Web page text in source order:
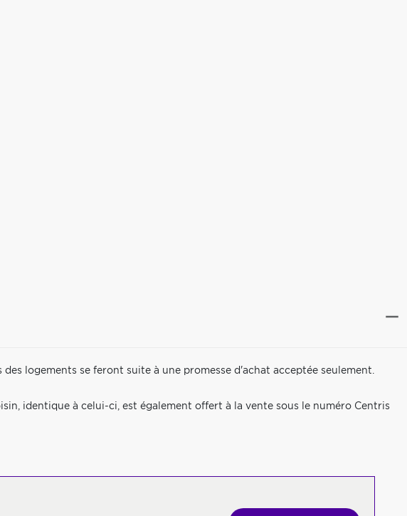
des logements se feront suite à une promesse d'achat acceptée seulement.
identique à celui-ci, est également offert à la vente sous le numéro Centris